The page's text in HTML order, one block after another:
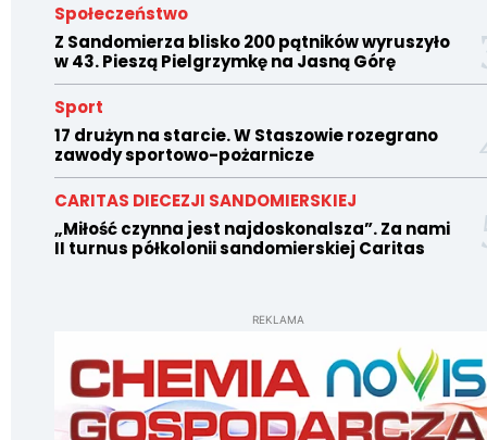
Społeczeństwo
Z Sandomierza blisko 200 pątników wyruszyło
w 43. Pieszą Pielgrzymkę na Jasną Górę
Sport
17 drużyn na starcie. W Staszowie rozegrano
zawody sportowo-pożarnicze
CARITAS DIECEZJI SANDOMIERSKIEJ
„Miłość czynna jest najdoskonalsza”. Za nami
II turnus półkolonii sandomierskiej Caritas
REKLAMA